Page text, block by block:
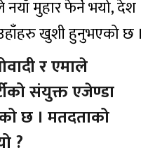
मुहार फेर्ने भयो, देश
खुशी हुनुभएको छ ।
र एमाले
संयुक्त एजेण्डा
छ । मतदताको
?